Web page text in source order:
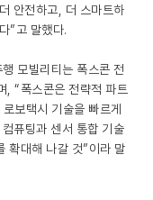
안전하고, 더 스마트하
”고 말했다.
모빌리티는 폭스콘 전
, “폭스콘은 전략적 파트
보택시 기술을 빠르게
퓨팅과 센서 통합 기술
확대해 나갈 것”이라 말